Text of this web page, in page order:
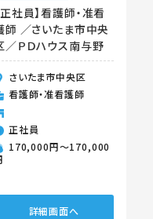
正社員】看護師・准看
師 ／さいたま市中央
／ＰＤハウス南与野
さいたま市中央区
看護師・准看護師
正社員
170,000円〜170,000
詳細画面へ